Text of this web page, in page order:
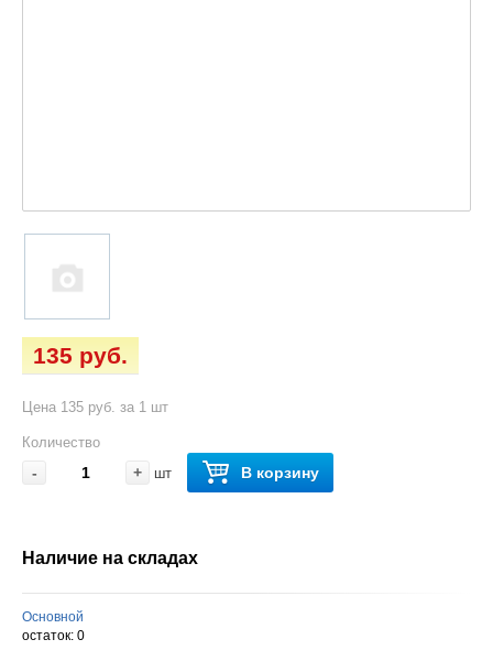
135 руб.
Цена 135 руб. за 1 шт
Количество
- + шт В корзину
Наличие на складах
Основной
остаток: 0